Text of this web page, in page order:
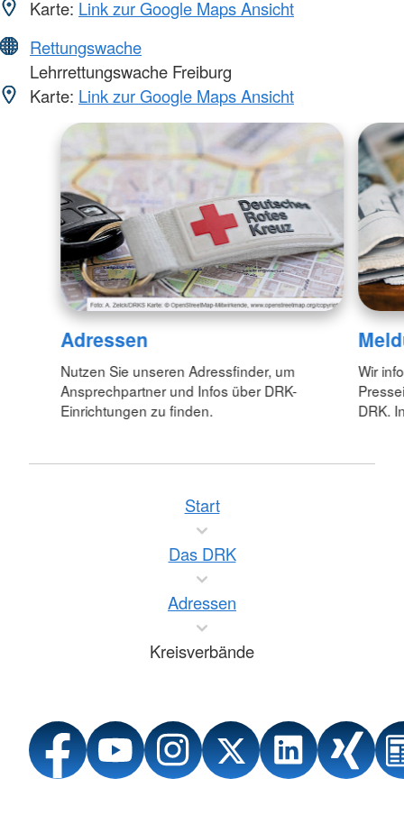
Karte: Link zur Google Maps Ansicht
Rettungswache
Lehrrettungswache Freiburg
Karte: Link zur Google Maps Ansicht
Adressen
Nutzen Sie unseren Adressfinder, um
Ansprechpartner und Infos über DRK-
Einrichtungen zu finden.
Wir
DRK.
Start
Das DRK
Adressen
Kreisverbände